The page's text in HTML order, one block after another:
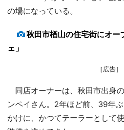
の場になっている。
秋田市楢山の住宅街にオー
ェ」
［広告］
同店オーナーは、秋田市出身
ンペイさん。2年ほど前、39年
かけに、かつてテーラーとして